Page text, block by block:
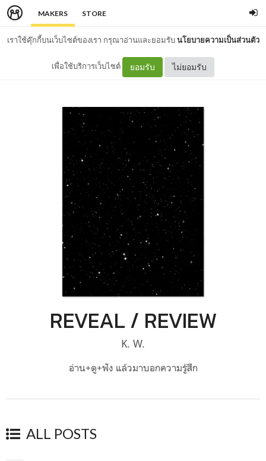
MAKERS STORE
เราใช้คุ๊กกี้บนเว็บไซต์ของเรา กรุณาอ่านและยอมรับนโยบายความเป็นส่วนตัว
เพื่อใช้บริการเว็บไซต์ ยอมรับ ไม่ยอมรับ
REVEAL / REVIEW
K. W.
อ่าน+ดู+ฟัง แล้วมาบอกความรู้สึก
ALL POSTS